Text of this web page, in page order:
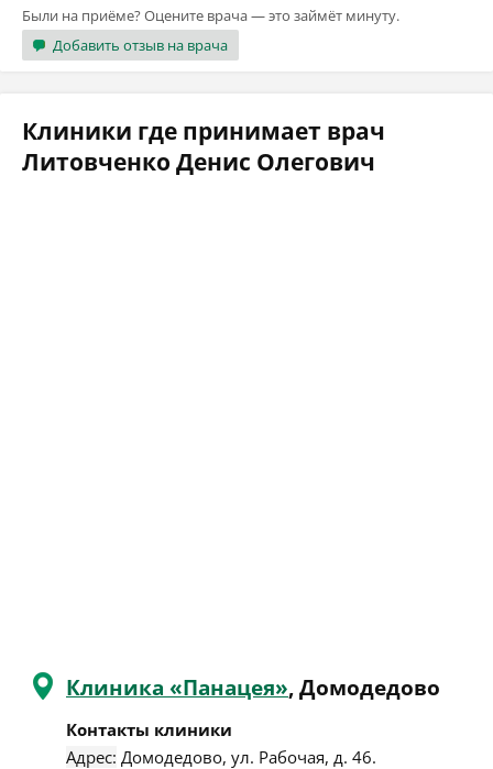
Были на приёме? Оцените врача — это займёт минуту.
Добавить отзыв на врача
Клиники где принимает врач
Литовченко Денис Олегович
Клиника «Панацея», Домодедово
Контакты клиники
Адрес: Домодедово, ул. Рабочая, д. 46.